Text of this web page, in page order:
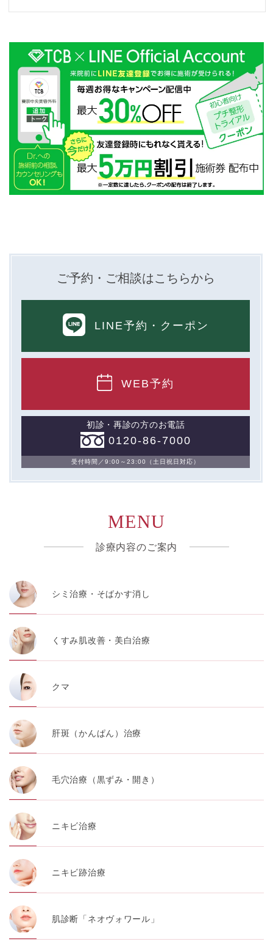
ご予約・ご相談はこちらから
LINE予約 ・クーポン
WEB予約
初診・再診の方のお電話
0120-86-7000
受付時間／9:00～23:00（土日祝日対応）
MENU
診療内容のご案内
シミ治療・そばかす消し
くすみ肌改善・美白治療
クマ
肝斑（かんぱん）治療
毛穴治療（黒ずみ・開き）
ニキビ治療
ニキビ跡治療
肌診断「ネオヴォワール」